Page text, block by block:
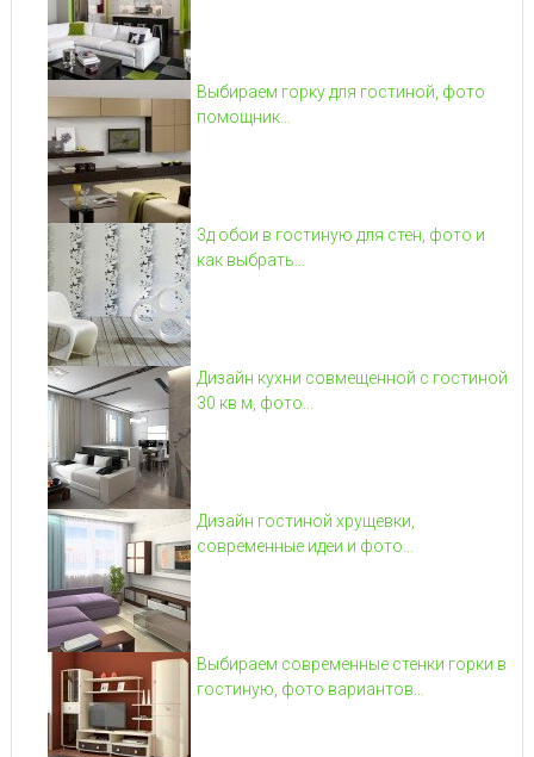
Выбираем горку для гостиной, фото
помощник...
3д обои в гостиную для стен, фото и
как выбрать...
Дизайн кухни совмещенной с гостиной
30 кв м, фото...
Дизайн гостиной хрущевки,
современные идеи и фото...
Выбираем современные стенки горки в
гостиную, фото вариантов...